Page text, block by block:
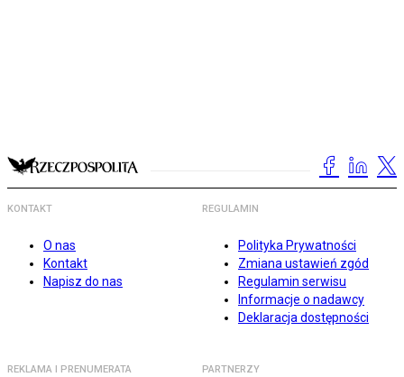
KONTAKT
O nas
Kontakt
Napisz do nas
REGULAMIN
Polityka Prywatności
Zmiana ustawień zgód
Regulamin serwisu
Informacje o nadawcy
Deklaracja dostępności
REKLAMA I PRENUMERATA PARTNERZY